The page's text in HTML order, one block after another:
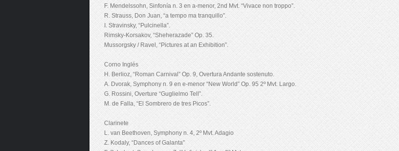
F. Mendelssohn, Sinfonía n. 3 en a-menor, 2nd Mvt. “Vivace non troppo”.
R. Strauss, Don Juan, “a tempo ma tranquillo”.
I. Stravinsky, “Pulcinella”.
Rimsky-Korsakov, “Sheherazade” Op. 35.
Mussorgsky / Ravel, “Pictures at an Exhibition”.
Corno Inglés
H. Berlioz, “Roman Carnival” Op. 9, Overtura Andante sostenuto.
A. Dvorak, Symphony n. 9 en e-menor “New World” Op. 95 2º Mvt. Largo.
G. Rossini, Overture “Guglielmo Tell”.
M. de Falla, “El Sombrero de tres Picos”.
Clarinete
L. van Beethoven, Symphony n. 4, 2º Mvt. Adagio
Z. Kodaly, “Dances of Galanta”